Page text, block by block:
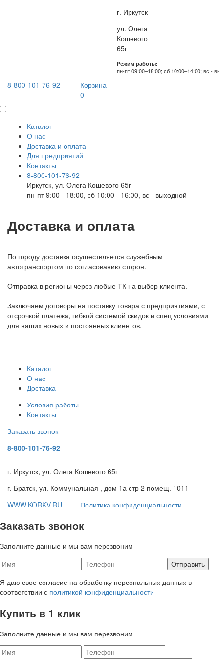
г. Иркутск
ул. Олега
Кошевого
65г
Режим работы:
пн-пт 09:00–18:00; сб 10:00–14:00; вс -
8-800-101-76-92
Корзина
0
Каталог
О нас
Доставка и оплата
Для предприятий
Контакты
8-800-101-76-92
Иркутск, ул. Олега Кошевого 65г
пн-пт 9:00 - 18:00, сб 10:00 - 16:00, вс - выходной
Доставка и оплата
По городу доставка осуществляется служебным
автотранспортом по согласованию сторон.
Отправка в регионы через любые ТК на выбор клиента.
Заключаем договоры на поставку товара с предприятиями, с
отсрочкой платежа, гибкой системой скидок и спец условиями
для наших новых и постоянных клиентов.
Каталог
О нас
Доставка
Условия работы
Контакты
Заказать звонок
8-800-101-76-92
г. Иркутск, ул. Олега Кошевого 65г
г. Братск, ул. Коммунальная , дом 1а стр 2 помещ. 1011
WWW.KORKV.RU
Политика конфиденциальности
Заказать звонок
Заполните данные и мы вам перезвоним
Я даю свое согласие на обработку персональных данных в
соответствии с политикой конфиденциальности
Купить в 1 клик
Заполните данные и мы вам перезвоним